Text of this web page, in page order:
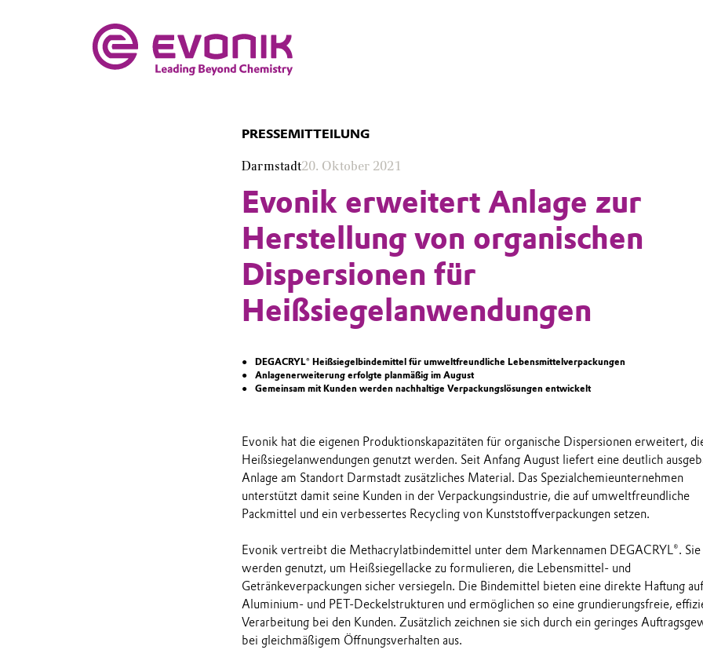
PRESSEMITTEILUNG
Darmstadt20. Oktober 2021
Evonik erweitert Anlage zur
Herstellung von organischen
Dispersionen für
Heißsiegelanwendungen
DEGACRYL® Heißsiegelbindemittel für umweltfreundliche Lebensmittelverpackungen
Anlagenerweiterung erfolgte planmäßig im August
Gemeinsam mit Kunden werden nachhaltige Verpackungslösungen entwickelt
Evonik hat die eigenen Produktionskapazitäten für organische Dispersionen erweitert,
Heißsiegelanwendungen genutzt werden. Seit Anfang August liefert eine deutlich
Anlage am Standort Darmstadt zusätzliches Material. Das Spezialchemieunternehmen
unterstützt damit seine Kunden in der Verpackungsindustrie, die auf umweltfreundliche
Packmittel und ein verbessertes Recycling von Kunststoffverpackungen setzen.
Evonik vertreibt die Methacrylatbindemittel unter dem Markennamen DEGACRYL®. Sie
werden genutzt, um Heißsiegellacke zu formulieren, die Lebensmittel- und
Getränkeverpackungen sicher versiegeln. Die Bindemittel bieten eine direkte Haftung auf
Aluminium- und PET-Deckelstrukturen und ermöglichen so eine grundierungsfreie,
Verarbeitung bei den Kunden. Zusätzlich zeichnen sie sich durch ein geringes
bei gleichmäßigem Öffnungsverhalten aus.